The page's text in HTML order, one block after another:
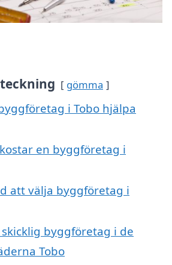
gömma
i Tobo hjälpa
en byggföretag i
att välja byggföretag i
byggföretag i de
Tobo